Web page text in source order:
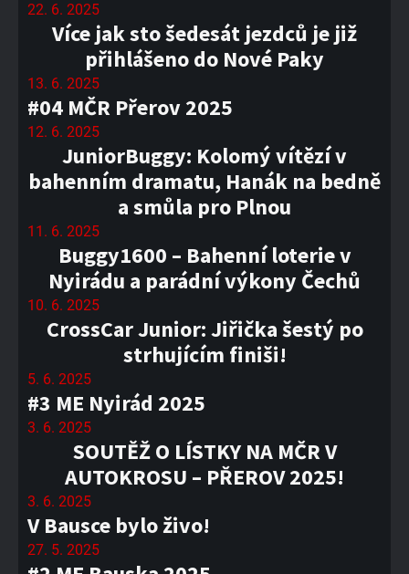
22. 6. 2025
Více jak sto šedesát jezdců je již
přihlášeno do Nové Paky
13. 6. 2025
#04 MČR Přerov 2025
12. 6. 2025
JuniorBuggy: Kolomý vítězí v
bahenním dramatu, Hanák na bedně
a smůla pro Plnou
11. 6. 2025
Buggy1600 – Bahenní loterie v
Nyirádu a parádní výkony Čechů
10. 6. 2025
CrossCar Junior: Jiřička šestý po
strhujícím finiši!
5. 6. 2025
#3 ME Nyirád 2025
3. 6. 2025
SOUTĚŽ O LÍSTKY NA MČR V
AUTOKROSU – PŘEROV 2025!
3. 6. 2025
V Bausce bylo živo!
27. 5. 2025